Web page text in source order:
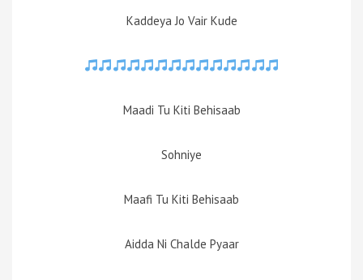
Kaddeya Jo Vair Kude
Maadi Tu Kiti Behisaab
Sohniye
Maafi Tu Kiti Behisaab
Aidda Ni Chalde Pyaar